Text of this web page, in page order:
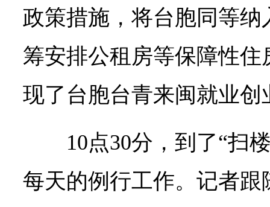
政策措施，将台胞同等
筹安排公租房等保障性住
现了台胞台青来闽就业创
10点30分，到了“扫
每天的例行工作。记者